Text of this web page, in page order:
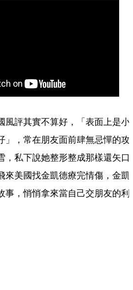
風評其實不算好，「表面上是小
」，常在朋友面前肆無忌憚的攻
，私下說她整形整成那樣還矢口
來美國找金凱德療完情傷，金凱
事，悄悄拿來當自己交朋友的利